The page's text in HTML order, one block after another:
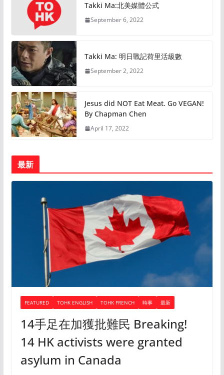
Takki Ma:北美媒體公式
September 6, 2022
Takki Ma: 明日戰記荷里活級數
September 2, 2022
Jesus did NOT Eat Meat. Go VEGAN!
By Chapman Chen
April 17, 2022
最新
FEATURED TOHK ENGLISH TOHK FRENCH 時事 最新
14手足在加獲批難民 Breaking!
14 HK activists were granted
asylum in Canada